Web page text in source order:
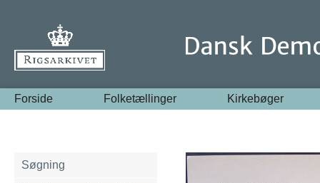
Forside Folketællinger Kirkebøger
Søgning